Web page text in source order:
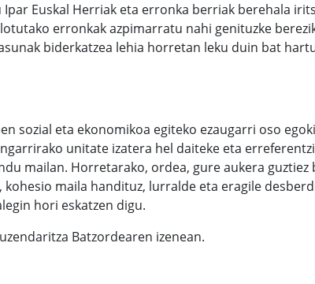
Euskal Herriak eta erronka berriak berehala
erronkak azpimarratu nahi genituzke
biderkatzea lehia horretan leku duin bat
sozial eta ekonomikoa egiteko ezaugarri oso
unitate izatera hel daiteke eta
mailan. Horretarako, ordea, gure aukera guztiez
kohesio maila handituz, lurralde eta eragile
hori eskatzen digu.
Batzordearen izenean.